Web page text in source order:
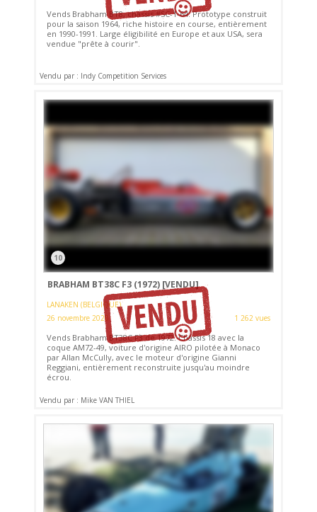
Vends Brabham BT8, châssis #SC-1-64. Prototype construit
pour la saison 1964, riche histoire en course, entièrement
en 1990-1991. Large éligibilité en Europe et aux USA, sera
vendue "prête à courir".
Vendu par : Indy Competition Services
10
BRABHAM BT38C F3 (1972) [VENDU]
LANAKEN (BELGIQUE)
26 novembre 2020
1 262 vues
Vends Brabham BT38C F3 de 1972. Châssis 18 avec la
coque AM72-49, voiture d'origine AIRO pilotée à Monaco
par Allan McCully, avec le moteur d'origine Gianni
Reggiani, entièrement reconstruite jusqu'au moindre
écrou.
Vendu par : Mike VAN THIEL